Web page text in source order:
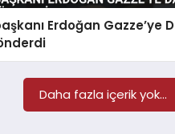
Erdoğan Gazze’ye
Daha fazla içerik yok...